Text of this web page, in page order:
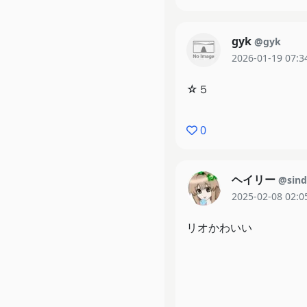
gyk @gyk
2026-01-19
☆５
0
ヘイリー
2025-02-08
リオかわいい